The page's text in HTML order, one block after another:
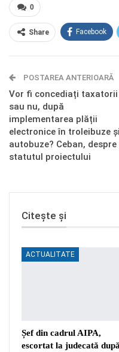
0
Share Facebook
Telegram OK.ru
POSTAREA ANTERIOARĂ
Vor fi concediați taxatorii
sau nu, după
implementarea plății
electronice în troleibuze și
autobuze? Ceban, despre
statutul proiectului
Citește și
ACTUALITATE
Șef din cadrul AIPA,
escortat la judecată după